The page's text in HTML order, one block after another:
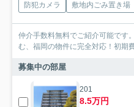
防犯カメラ
敷地内ごみ置き場
仲介手数料無料でご紹介可能です
む、福岡の物件に完全対応！初期
募集中の部屋
201
8.5万円